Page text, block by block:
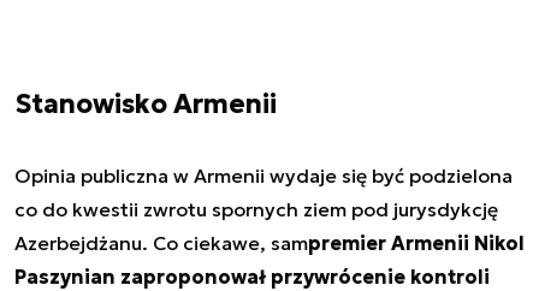
Stanowisko Armenii
Opinia publiczna w Armenii wydaje się być podzielona
co do kwestii zwrotu spornych ziem pod jurysdykcję
Azerbejdżanu. Co ciekawe, sampremier Armenii Nikol
Paszynian zaproponował przywrócenie kontroli